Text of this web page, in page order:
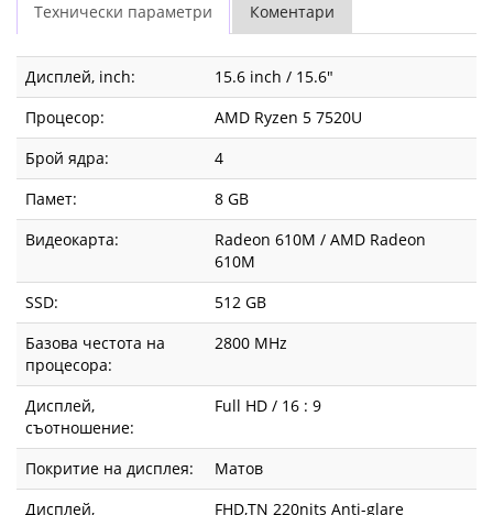
Технически параметри Коментари
Дисплей, inch:
15.6 inch / 15.6"
Процесор:
AMD Ryzen 5 7520U
Брой ядра:
4
Памет:
8 GB
Видеокарта:
Radeon 610M / AMD Radeon
610M
SSD:
512 GB
Базова честота на
процесора:
2800 MHz
Дисплей,
съотношение:
Full HD / 16 : 9
Покритие на дисплея:
Матов
Дисплей,
FHD,TN 220nits Anti-glare